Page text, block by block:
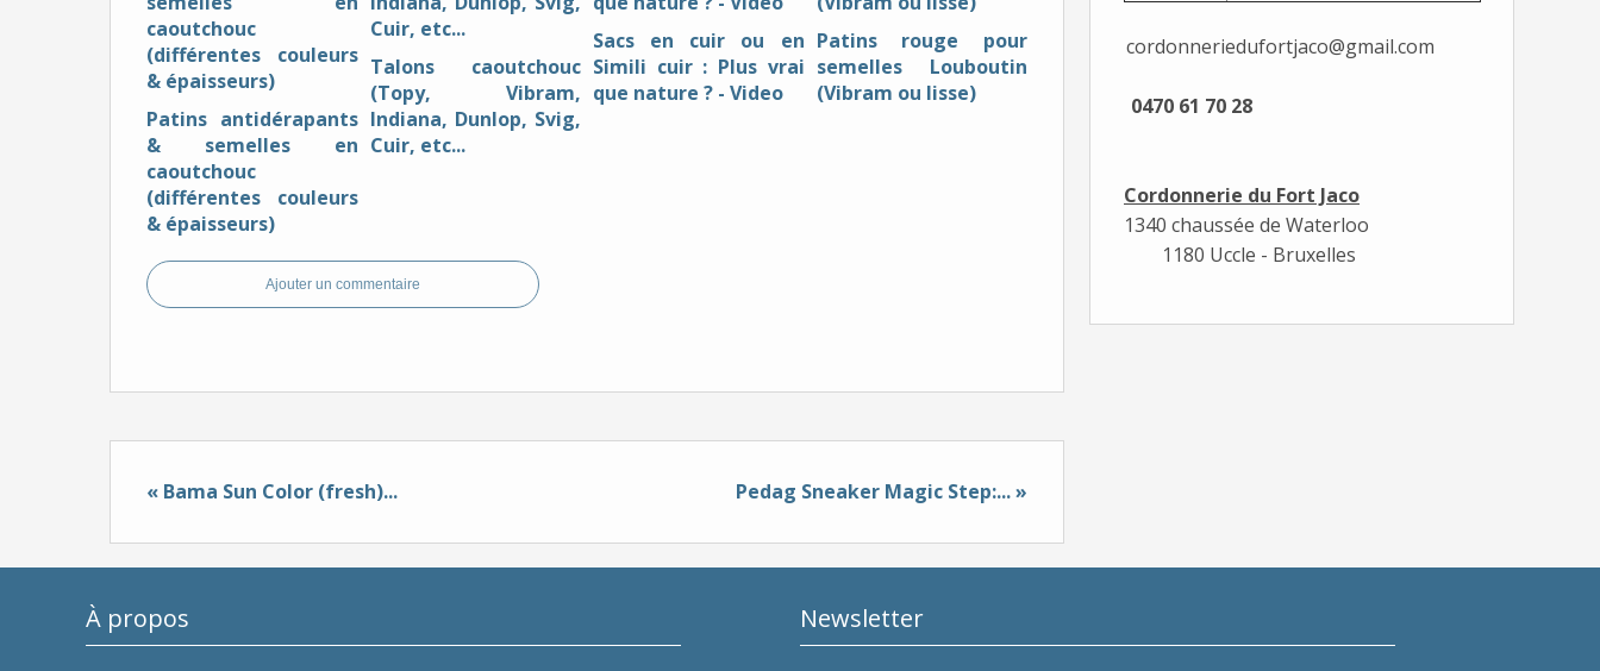
cordonneriedufortjaco@gmail.com
0470 61 70 28
Cordonnerie du Fort Jaco
1340 chaussée de Waterloo
1180 Uccle - Bruxelles
Patins antidérapants
& semelles en
caoutchouc
(différentes couleurs
& épaisseurs)
Talons caoutchouc
(Topy, Vibram,
Indiana, Dunlop, Svig,
Cuir, etc...
Sacs en cuir ou en
Simili cuir : Plus vrai
que nature ? - Video
Patins rouge pour
semelles Louboutin
(Vibram ou lisse)
Ajouter un commentaire
« Bama Sun Color (fresh)... Pedag Sneaker Magic Step:... »
À propos Newsletter